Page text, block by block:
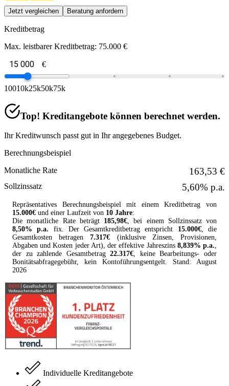
Jetzt vergleichen Beratung anfordern
Kreditbetrag
Max. leistbarer Kreditbetrag: 75.000 €
€
10010k25k50k75k
Top! Kreditangebote können berechnet werden.
Ihr Kreditwunsch passt gut in Ihr angegebenes Budget.
Berechnungsbeispiel
Monatliche Rate
163,53 €
Sollzinssatz 5,60% p.a.
Repräsentatives Berechnungsbeispiel mit einem Kreditbetrag von
15.000€ und einer Laufzeit von 10 Jahre:
Die monatliche Rate beträgt 185,98€ , bei einem Sollzinssatz von
8,50% p.a. fix. Der Gesamtkreditbetrag entspricht 15.000€, die
Gesamtkosten betragen
7.317€ (inklusive Zinsen, Provisionen,
Abgaben und Kosten jeder Art), der effektive Jahreszins 8,839% p.a.
der zu zahlende Gesamtbetrag 22.317€ , keine Bearbeitungs- oder
Bonitätsabfragegebühr, kein Kontoführungsentgelt. Stand: August
2026
Individuelle Kreditangebote